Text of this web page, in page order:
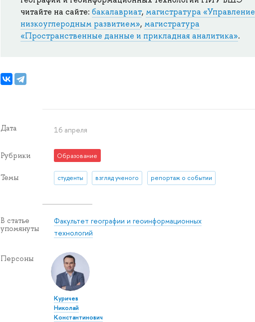
читайте на сайте: бакалавриат, магистратура «Управление
низкоуглеродным развитием», магистратура
«Пространственные данные и прикладная аналитика».
Дата 16 апреля
Рубрики Образование
Темы студенты взгляд ученого репортаж о событии
В статье
упомянуты
Факультет географии и геоинформационных
технологий
Персоны
Куричев
Николай
Константинович